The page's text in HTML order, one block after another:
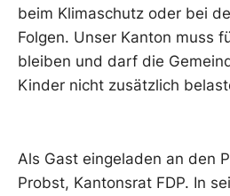
beim Klimaschutz oder bei
Folgen. Unser Kanton muss
bleiben und darf die
Kinder nicht zusätzlich
Als Gast eingeladen an den
Probst, Kantonsrat FDP. In